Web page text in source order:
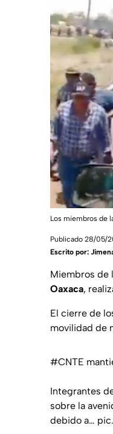
Los miembros de
Publicado 28/05/
Escrito por:
Miembros de
Oaxaca,
El cierre de
movilidad de
#CNTE
Integrantes
sobre la
debido a…